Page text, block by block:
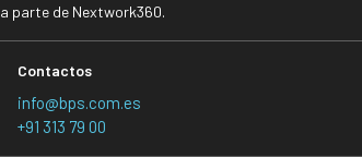
parte de Nextwork360.
Contactos
info@bps.com.es
+91 313 79 00